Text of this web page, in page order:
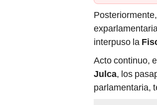
interpuso la
Acto continuo,
Julca, los
parlamentaria,